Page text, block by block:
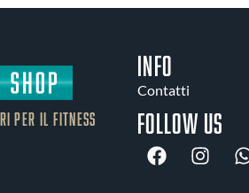
IL FITNESS
INFO
Contatti
Follow us